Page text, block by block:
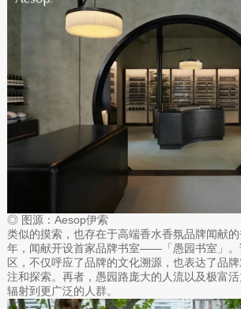
◎ 图源：Aesop伊索
类似的摸索，也存在于高端香水香氛品牌闻献
年，闻献开设首家品牌书室——「愚园书室」。
区，不仅呼应了品牌的文化溯源，也表达了品
注和探索。再者，愚园路庞大的人流以及极富
辐射到更广泛的人群。